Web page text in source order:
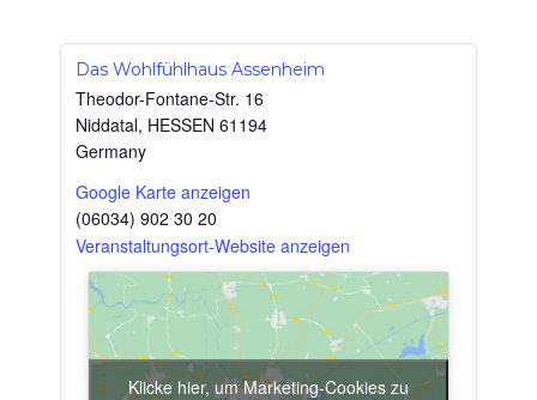
Das Wohlfühlhaus Assenheim
Theodor-Fontane-Str. 16
Niddatal, HESSEN 61194
Germany
Google Karte anzeigen
(06034) 902 30 20
Veranstaltungsort-Website anzeigen
Klicke hier, um Marketing-Cookies zu